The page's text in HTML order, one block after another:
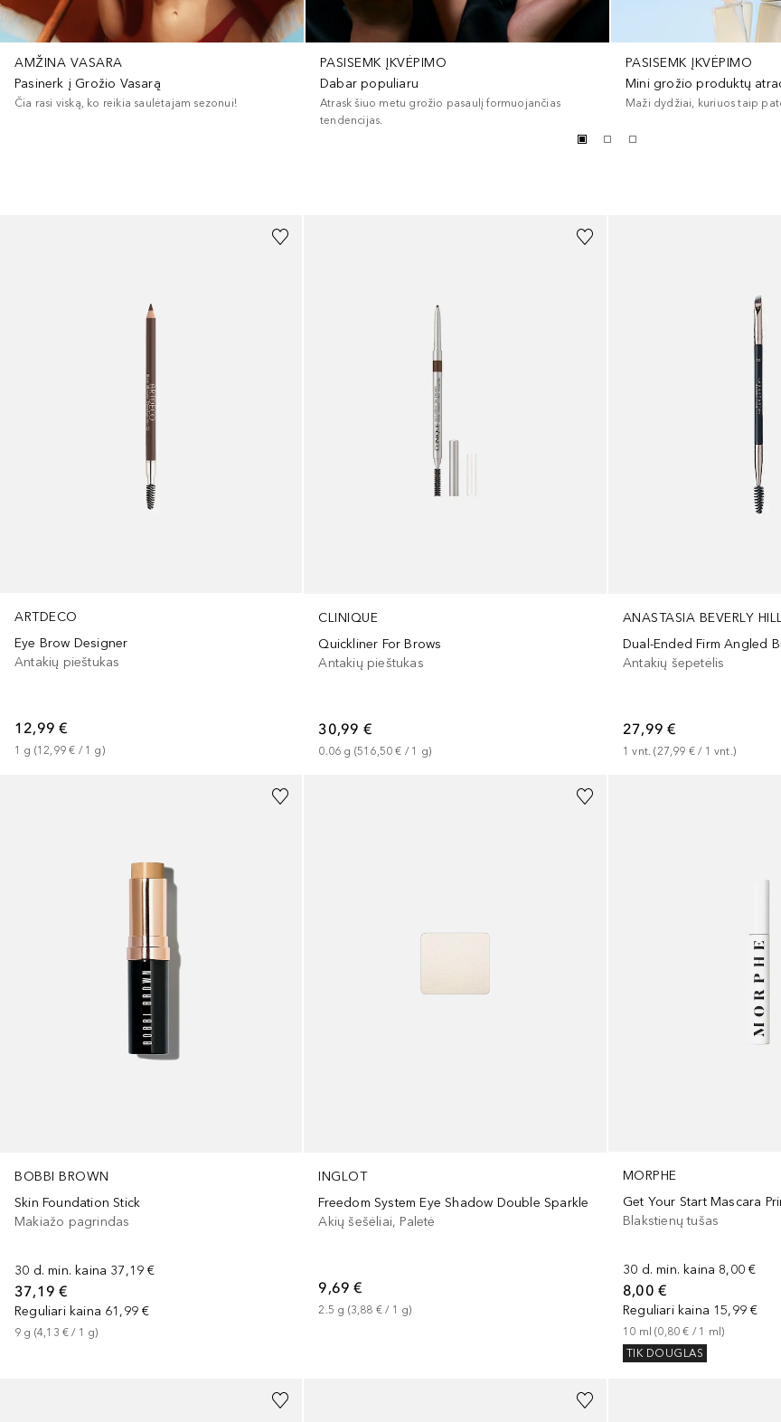
AMŽINA VASARA
Pasinerk į Grožio Vasarą
Čia rasi viską, ko reikia saulėtajam sezonui!
PASISEMK ĮKVĖPIMO
Dabar populiaru
Atrask šiuo metu grožio pasaulį formuojančias
tendencijas.
PASISEMK ĮKVĖPIMO
Mini grožio produktų
Maži dydžiai, kuriuos taip
ARTDECO
Eye Brow Designer
Antakių pieštukas
12,99 €
1 g (12,99 € / 1 g)
CLINIQUE
Quickliner For Brows
Antakių pieštukas
30,99 €
0.06 g (516,50 € / 1 g)
ANASTASIA BEVERLY
Dual-Ended Firm Angled
Antakių šepetėlis
27,99 €
1 vnt. (27,99 € / 1 vnt. )
BOBBI BROWN
Skin Foundation Stick
Makiažo pagrindas
30 d. min. kaina 37,19 €
37,19 €
Reguliari kaina 61,99 €
9 g (4,13 € / 1 g)
+3
INGLOT
Freedom System Eye Shadow Double Sparkle
Akių šešėliai, Paletė
9,69 €
2.5 g (3,88 € / 1 g)
+ 6
MORPHE
Get Your Start Mascara
Blakstienų tušas
30 d. min. kaina 8,00 €
8,00 €
Reguliari kaina 15,99 €
10 ml (0,80 € / 1 ml )
TIK DOUGLAS